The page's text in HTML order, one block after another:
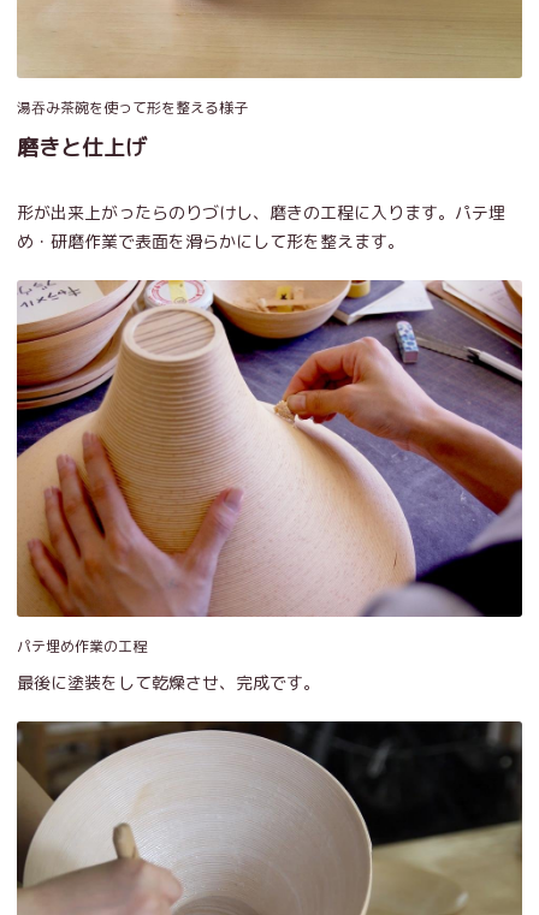
湯吞み茶碗を使って形を整える様子
磨きと仕上げ
形が出来上がったらのりづけし、磨きの工程に入ります。パテ埋
め・研磨作業で表面を滑らかにして形を整えます。
パテ埋め作業の工程
最後に塗装をして乾燥させ、完成です。